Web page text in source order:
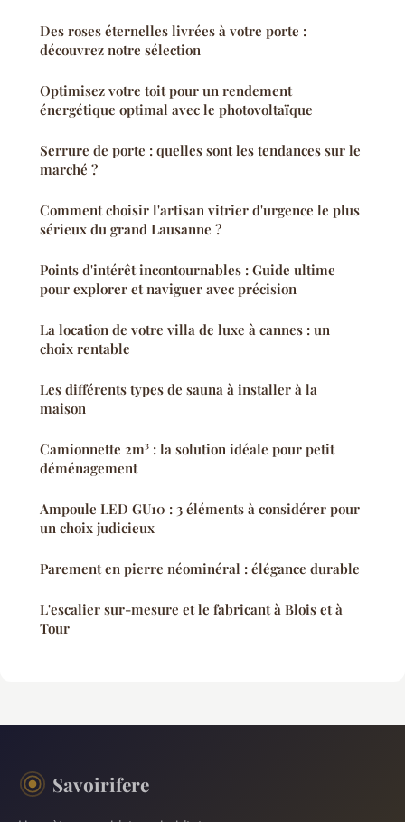
Des roses éternelles livrées à votre porte :
découvrez notre sélection
Optimisez votre toit pour un rendement
énergétique optimal avec le photovoltaïque
Serrure de porte : quelles sont les tendances sur le
marché ?
Comment choisir l'artisan vitrier d'urgence le plus
sérieux du grand Lausanne ?
Points d'intérêt incontournables : Guide ultime
pour explorer et naviguer avec précision
La location de votre villa de luxe à cannes : un
choix rentable
Les différents types de sauna à installer à la
maison
Camionnette 2m³ : la solution idéale pour petit
déménagement
Ampoule LED GU10 : 3 éléments à considérer pour
un choix judicieux
Parement en pierre néominéral : élégance durable
L'escalier sur-mesure et le fabricant à Blois et à
Tour
Savoirifere